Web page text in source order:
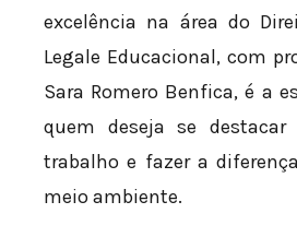
excelência na área do
Legale Educacional, com
Sara Romero Benfica, é a
quem deseja se
trabalho e fazer a
meio ambiente.